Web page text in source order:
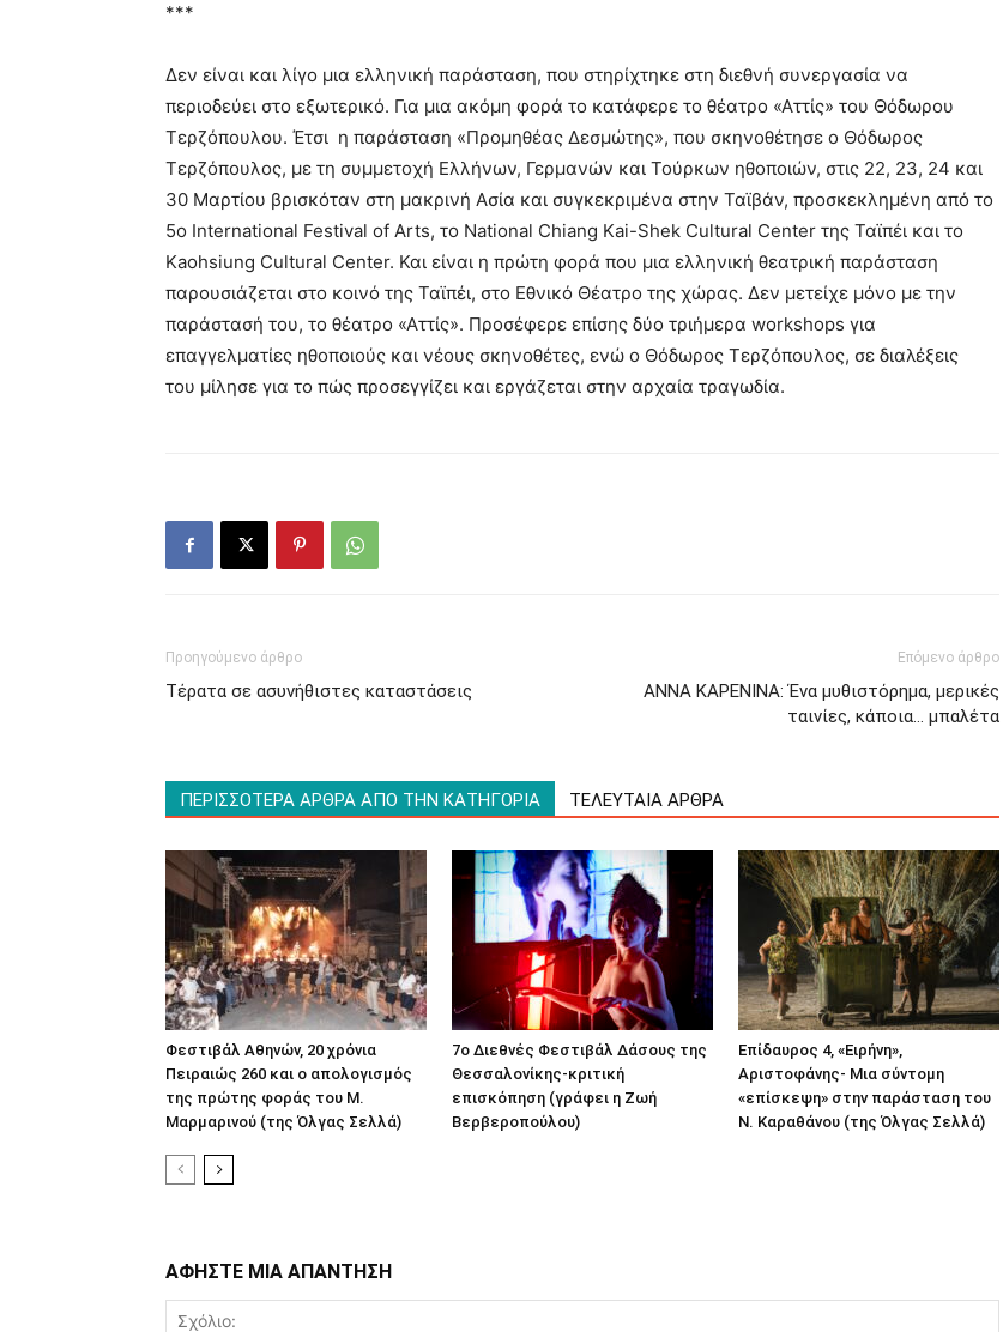
***
Δεν είναι και λίγο μια ελληνική παράσταση, που στηρίχτηκε στη διεθνή συνεργασία να
περιοδεύει στο εξωτερικό. Για μια ακόμη φορά το κατάφερε το θέατρο «Αττίς» του Θόδωρου
Τερζόπουλου. Έτσι η παράσταση «Προμηθέας Δεσμώτης», που σκηνοθέτησε ο Θόδωρος
Τερζόπουλος, με τη συμμετοχή Ελλήνων, Γερμανών και Τούρκων ηθοποιών, στις 22, 23, 24 και
30 Μαρτίου βρισκόταν στη μακρινή Ασία και συγκεκριμένα στην Ταϊβάν, προσκεκλημένη από το
5ο International Festival of Arts, το National Chiang Kai-Shek Cultural Center της Ταϊπέι και το
Kaohsiung Cultural Center. Και είναι η πρώτη φορά που μια ελληνική θεατρική παράσταση
παρουσιάζεται στο κοινό της Ταϊπέι, στο Εθνικό Θέατρο της χώρας. Δεν μετείχε μόνο με την
παράστασή του, το θέατρο «Αττίς». Προσέφερε επίσης δύο τριήμερα workshops για
επαγγελματίες ηθοποιούς και νέους σκηνοθέτες, ενώ ο Θόδωρος Τερζόπουλος, σε διαλέξεις
του μίλησε για το πώς προσεγγίζει και εργάζεται στην αρχαία τραγωδία.
Προηγούμενο άρθρο
Τέρατα σε ασυνήθιστες καταστάσεις
Επόμενο άρθρο
ΑΝΝΑ ΚΑΡΕΝΙΝΑ: Ένα μυθιστόρημα, μερικές
ταινίες, κάποια… μπαλέτα
ΠΕΡΙΣΣΟΤΕΡΑ ΑΡΘΡΑ ΑΠΟ ΤΗΝ ΚΑΤΗΓΟΡΙΑ ΤΕΛΕΥΤΑΙΑ ΑΡΘΡΑ
Φεστιβάλ Αθηνών, 20 χρόνια
Πειραιώς 260 και ο απολογισμός
της πρώτης φοράς του Μ.
Μαρμαρινού (της Όλγας Σελλά)
7ο Διεθνές Φεστιβάλ Δάσους της
Θεσσαλονίκης-κριτική
επισκόπηση (γράφει η Ζωή
Βερβεροπούλου)
Επίδαυρος 4, «Ειρήνη»,
Αριστοφάνης- Μια σύντομη
«επίσκεψη» στην παράσταση του
Ν. Καραθάνου (της Όλγας Σελλά)
ΑΦΗΣΤΕ ΜΙΑ ΑΠΑΝΤΗΣΗ